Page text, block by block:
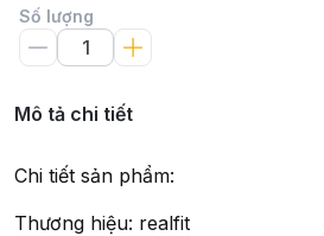
Số lượng
Mô tả chi tiết
Chi tiết sản phẩm:
Thương hiệu: realfit